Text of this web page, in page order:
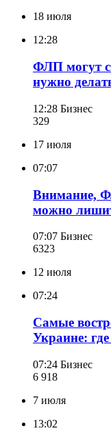
18 июля
12:28
ФЛП могут
нужно
12:28 Бизнес
329
17 июля
07:07
Внимание,
можно
07:07 Бизнес
6323
12 июля
07:24
Самые
Украине:
07:24 Бизнес
6 918
7 июля
13:02